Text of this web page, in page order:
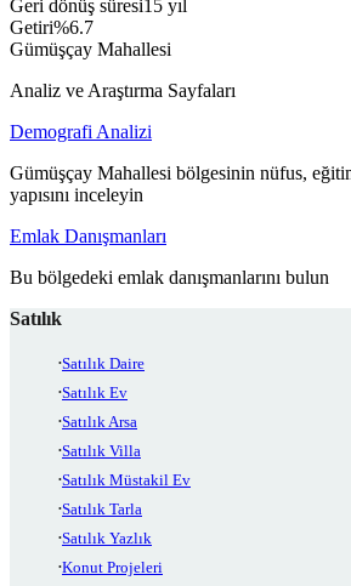
Geri dönüş süresi15 yıl
Getiri%6.7
Gümüşçay Mahallesi
Analiz ve Araştırma Sayfaları
Demografi Analizi
Gümüşçay Mahallesi bölgesinin nüfus,
yapısını inceleyin
Emlak Danışmanları
Bu bölgedeki emlak danışmanlarını bulun
Satılık
Satılık Daire
Satılık Ev
Satılık Arsa
Satılık Villa
Satılık Müstakil Ev
Satılık Tarla
Satılık Yazlık
Konut Projeleri